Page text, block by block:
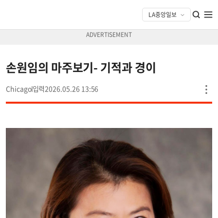
손원임의 마주보기- 기적과 경이
Chicago 2026.05.26 13:56